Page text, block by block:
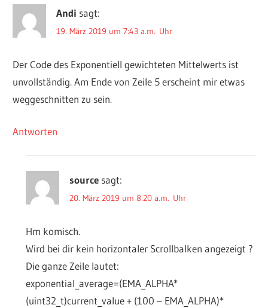
Andi sagt:
19. März 2019 um 7:43 a.m. Uhr
Der Code des Exponentiell gewichteten Mittelwerts ist
unvollständig. Am Ende von Zeile 5 erscheint mir etwas
weggeschnitten zu sein.
Antworten
source sagt:
20. März 2019 um 8:20 a.m. Uhr
Hm komisch.
Wird bei dir kein horizontaler Scrollbalken angezeigt ?
Die ganze Zeile lautet:
exponential_average=(EMA_ALPHA*
(uint32_t)current_value + (100 – EMA_ALPHA)*